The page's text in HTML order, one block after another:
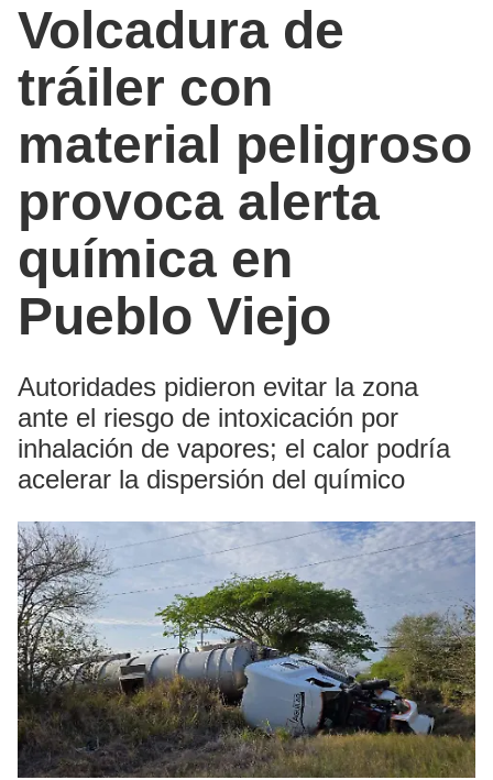
Volcadura de
tráiler con
material peligroso
provoca alerta
química en
Pueblo Viejo
Autoridades pidieron evitar la zona
ante el riesgo de intoxicación por
inhalación de vapores; el calor podría
acelerar la dispersión del químico